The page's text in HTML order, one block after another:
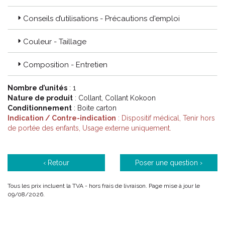
avec les organismes de certification médicale.
Des solutions thérapeutiques soutenues par des études
cliniques menées par des professionnels de santé.
Le respect de l' environnement :
Thuasne s’ est depuis longtemps engagé dans une démarche
active de réduction de son impact environnemental.
Code ACL : 6301965 / 6301966 / 6301970 / 6301971 /
Code EAN : 3111790056225 / 3111790056232 / 3111790056263
3111790056386 / 3111790056393 / 3111790056447 /
3111790056454 / 3111790056508 / 3111790056515
Conseils d’utilisations - Précautions d'emploi
Couleur - Taillage
Composition - Entretien
Nombre d’unités : 1
Nature de produit : Collant, Collant Kokoon
Conditionnement : Boite carton
Indication / Contre-indication : Dispositif médical, Tenir hors
de portée des enfants, Usage externe uniquement.
‹ Retour Poser une question ›
Tous les prix incluent la TVA - hors frais de livraison. Page mise à jour le
09/08/2026.